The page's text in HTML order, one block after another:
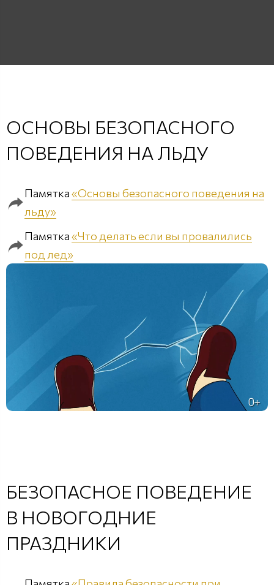
ОСНОВЫ БЕЗОПАСНОГО
ПОВЕДЕНИЯ НА ЛЬДУ
Памятка«Основы безопасного поведения на
льду»
Памятка«Что делать если вы провалились
под лед»
БЕЗОПАСНОЕ ПОВЕДЕНИЕ
В НОВОГОДНИЕ
ПРАЗДНИКИ